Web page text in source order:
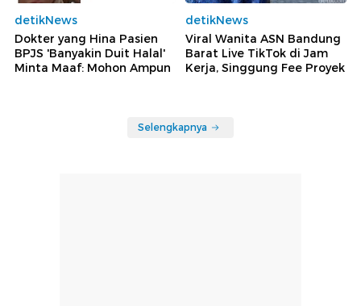
detikNews
Dokter yang Hina Pasien
BPJS 'Banyakin Duit Halal'
Minta Maaf: Mohon Ampun
detikNews
Viral Wanita ASN Bandung
Barat Live TikTok di Jam
Kerja, Singgung Fee Proyek
Selengkapnya